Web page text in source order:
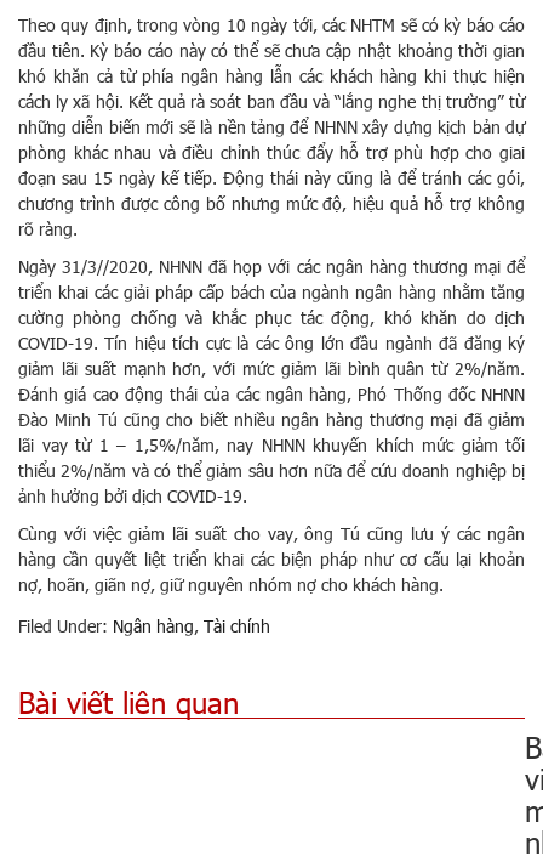
Theo quy định, trong vòng 10 ngày tới, các NHTM sẽ có kỳ báo cáo
đầu tiên. Kỳ báo cáo này có thể sẽ chưa cập nhật khoảng thời gian
khó khăn cả từ phía ngân hàng lẫn các khách hàng khi thực hiện
cách ly xã hội. Kết quả rà soát ban đầu và “lắng nghe thị trường” từ
những diễn biến mới sẽ là nền tảng để NHNN xây dựng kịch bản dự
phòng khác nhau và điều chỉnh thúc đẩy hỗ trợ phù hợp cho giai
đoạn sau 15 ngày kế tiếp. Động thái này cũng là để tránh các gói,
chương trình được công bố nhưng mức độ, hiệu quả hỗ trợ không
rõ ràng.
Ngày 31/3//2020, NHNN đã họp với các ngân hàng thương mại để
triển khai các giải pháp cấp bách của ngành ngân hàng nhằm tăng
cường phòng chống và khắc phục tác động, khó khăn do dịch
COVID-19. Tín hiệu tích cực là các ông lớn đầu ngành đã đăng ký
giảm lãi suất mạnh hơn, với mức giảm lãi bình quân từ 2%/năm.
Đánh giá cao động thái của các ngân hàng, Phó Thống đốc NHNN
Đào Minh Tú cũng cho biết nhiều ngân hàng thương mại đã giảm
lãi vay từ 1 – 1,5%/năm, nay NHNN khuyến khích mức giảm tối
thiểu 2%/năm và có thể giảm sâu hơn nữa để cứu doanh nghiệp bị
ảnh hưởng bởi dịch COVID-19.
Cùng với việc giảm lãi suất cho vay, ông Tú cũng lưu ý các ngân
hàng cần quyết liệt triển khai các biện pháp như cơ cấu lại khoản
nợ, hoãn, giãn nợ, giữ nguyên nhóm nợ cho khách hàng.
Filed Under: Ngân hàng, Tài chính
Bài viết liên quan